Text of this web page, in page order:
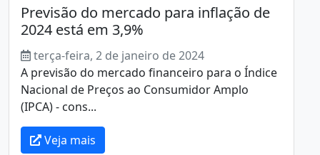
Previsão do mercado para inflação de
2024 está em 3,9%
terça-feira, 2 de janeiro de 2024
A previsão do mercado financeiro para o Índice
Nacional de Preços ao Consumidor Amplo
(IPCA) - cons...
Veja mais